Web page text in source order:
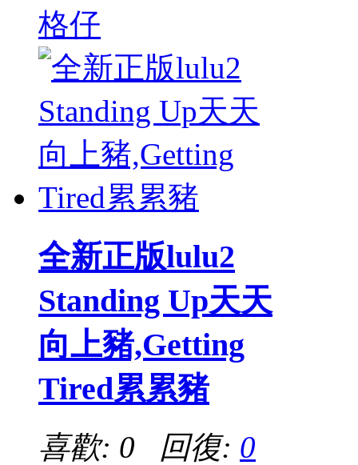
格仔
全新正版lulu2
Standing Up天天
向上豬,Getting
Tired累累豬
喜歡: 0 回復: 0